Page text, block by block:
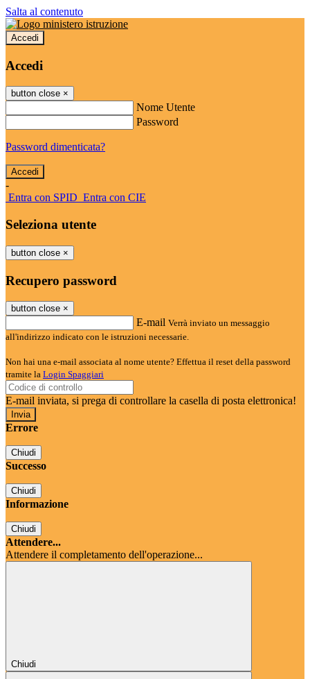
Salta al contenuto
Accedi
Accedi
button close ×
Nome Utente
Password
Password dimenticata?
-
Entra con SPID Entra con CIE
Seleziona utente
button close ×
Recupero password
button close ×
E-mail Verrà inviato un messaggio
all'indirizzo indicato con le istruzioni necessarie.
Non hai una e-mail associata al nome utente? Effettua il reset della password
tramite la Login Spaggiari
E-mail inviata, si prega di controllare la casella di posta elettronica!
Errore
Chiudi
Successo
Chiudi
Informazione
Chiudi
Attendere...
Attendere il completamento dell'operazione...
Chiudi